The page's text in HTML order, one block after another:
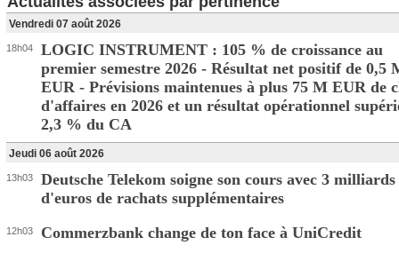
Vendredi 07 août 2026
18h04
LOGIC INSTRUMENT : 105 % de croissance au
premier semestre 2026 - Résultat net positif de 0,5
EUR - Prévisions maintenues à plus 75 M EUR de
d'affaires en 2026 et un résultat opérationnel
2,3 % du CA
Jeudi 06 août 2026
13h03
Deutsche Telekom soigne son cours avec 3 milliards
d'euros de rachats supplémentaires
12h03 Commerzbank change de ton face à UniCredit